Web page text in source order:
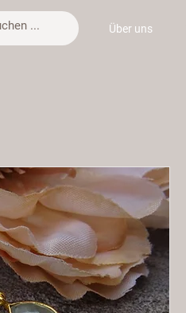
Über uns